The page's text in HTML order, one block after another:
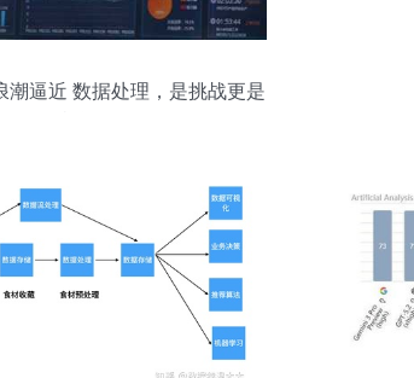
潮逼近 数据处理，是挑战更是